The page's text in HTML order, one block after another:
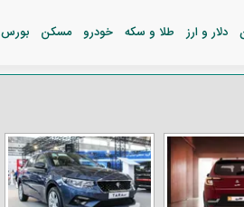
دلار و ارز طلا و سکه خودرو مسکن بورس